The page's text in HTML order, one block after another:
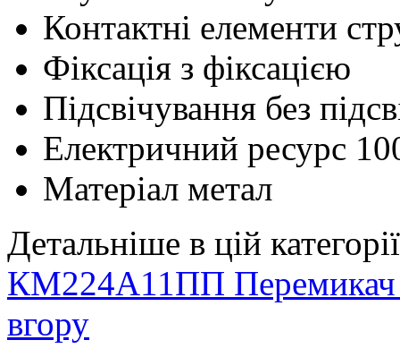
Контактні елементи
Фіксація з фіксацією
Підсвічування без
Електричний ресурс
Матеріал метал
Детальніше в цій
КМ224А11ПП
вгору